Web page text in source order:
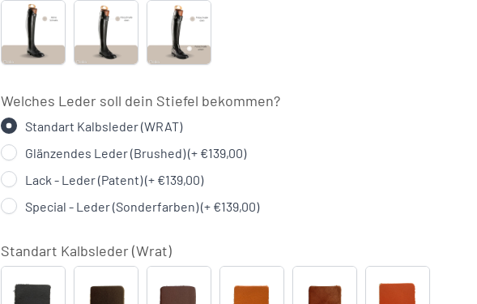
S5601
mit
kleinem
Riemenverschluss
S5601/D
mit
Schnalle
oben
€39,50)
S5603
mit
Schnalle
oben
unten
(+
€74,50)
Welches Leder soll dein Stiefel bekommen?
Standart Kalbsleder (WRAT)
Glänzendes Leder (Brushed) (+ €139,00)
Lack - Leder (Patent) (+ €139,00)
Special - Leder (Sonderfarben) (+ €139,00)
Standart Kalbsleder (Wrat)
Schwarz
Caffé
Brown
Oxford
Brandy
Cotto